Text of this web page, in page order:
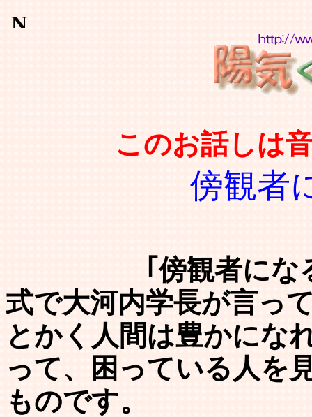
このお話しは
傍観者
｢傍観者になるな
式で大河内学長が言っ
とかく人間は豊かにな
って、困っている人を
ものです。